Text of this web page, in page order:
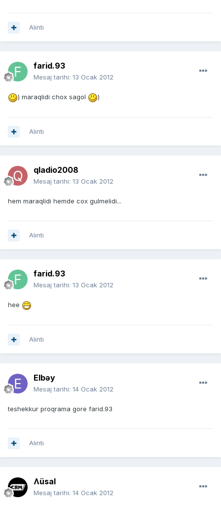
Alıntı
farid.93
Mesaj tarihi: 13 Ocak 2012
) maraqlidi chox sagol )
Alıntı
qladio2008
Mesaj tarihi: 13 Ocak 2012
hem maraqlidi hemde cox gulmelidi...
Alıntı
farid.93
Mesaj tarihi: 13 Ocak 2012
hee
Alıntı
Elbəy
Mesaj tarihi: 14 Ocak 2012
teshekkur proqrama gore farid.93
Alıntı
Ʌüsal
Mesaj tarihi: 14 Ocak 2012